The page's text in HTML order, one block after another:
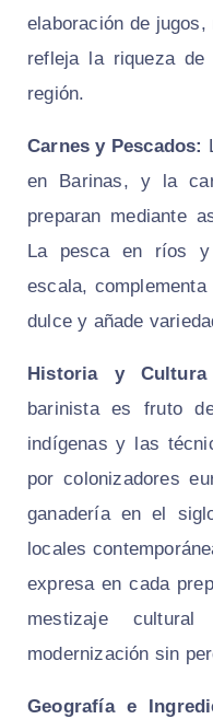
elaboración de
refleja la riqueza
región.
Carnes y Pescados:
en Barinas, y la
preparan mediante
La pesca en ríos y
escala,
dulce y añade
Historia y Cultura
barinista es fruto
indígenas y las
por colonizadores
ganadería en el
locales
expresa en cada
mestizaje
modernización sin
Geografía e